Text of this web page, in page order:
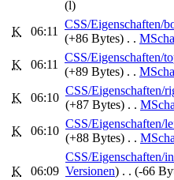
(l)
K 06:11
CSS/Eigenschaften/
(+86 Bytes) . .
K 06:11
CSS/Eigenschaften/
(+89 Bytes) . .
K 06:10
CSS/Eigenschaften/
(+87 Bytes) . .
K 06:10
CSS/Eigenschaften/
(+88 Bytes) . .
K 06:09
CSS/Eigenschaften/
Versionen) . . (-66